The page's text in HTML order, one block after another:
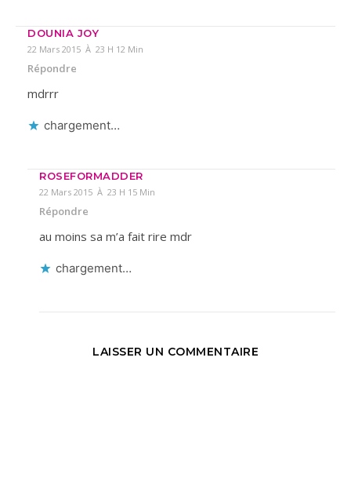
DOUNIA JOY
22 Mars 2015 À 23 H 12 Min
Répondre
mdrrr
chargement…
ROSEFORMADDER
22 Mars 2015 À 23 H 15 Min
Répondre
au moins sa m’a fait rire mdr
chargement…
LAISSER UN COMMENTAIRE